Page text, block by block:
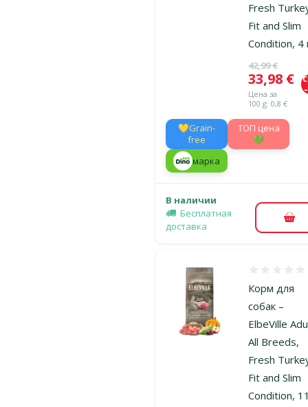
Fresh
Fit and Slim
Condition, 4
Исходная
42,99 €
Цена
33,98 €
Цена за
100 g: 0,8 €
💛Grain-
free
TOП цена
💚
марка
В наличии
Бесплатная
доставка
В
Корм для
собак –
ElbeVille
All Breeds,
Fresh
Fit and Slim
Condition,